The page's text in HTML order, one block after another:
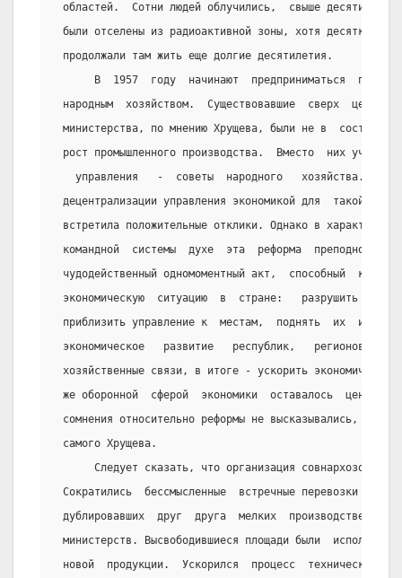
областей.  Сотни людей облучились,  свыше десяти
были отселены из радиоактивной зоны, хотя десятки
продолжали там жить еще долгие десятилетия.
В  1957  году  начинают  предприниматься
народным  хозяйством.  Существовавшие  сверх
министерства, по мнению Хрущева, были не в  состоянии
рост промышленного производства.  Вместо  них
управления   -  советы  народного   хозяйства.
децентрализации управления экономикой для  такой
встретила положительные отклики. Однако в характерном
командной  системы  духе  эта  реформа
чудодейственный одномоментный акт,  способный
экономическую  ситуацию  в  стране:   разрушить
приблизить управление к  местам,  поднять  их
экономическое   развитие   республик,   регионов,
хозяйственные связи, в итоге - ускорить экономическое
же оборонной  сферой  экономики  оставалось
сомнения относительно реформы не высказывались,
самого Хрущева.
Следует сказать, что организация совнархозов
Сократились  бессмысленные  встречные перевозки
дублировавших  друг  друга  мелких  производственных
министерств. Высвободившиеся площади были
новой  продукции.  Ускорился  процесс  технической